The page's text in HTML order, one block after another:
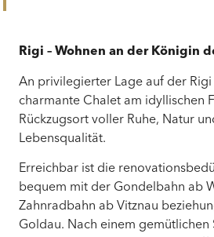
Rigi – Wohnen an der Königin
An privilegierter Lage auf der Rigi
charmante Chalet am idyllischen
Rückzugsort voller Ruhe, Natur
Lebensqualität.
Erreichbar ist die
bequem mit der Gondelbahn ab
Zahnradbahn ab Vitznau
Goldau. Nach einem gemütlichen